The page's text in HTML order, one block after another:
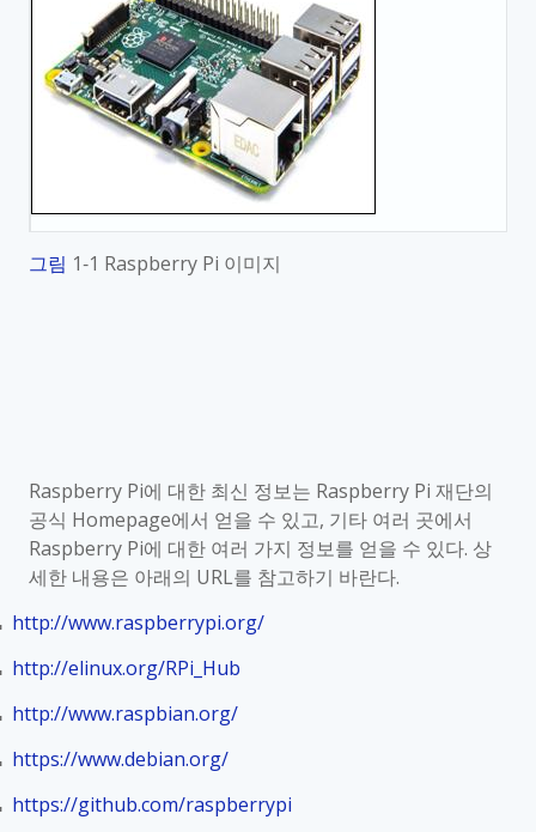
그림 1‑1 Raspberry Pi 이미지
Raspberry Pi에 대한 최신 정보는 Raspberry Pi 재단의
공식 Homepage에서 얻을 수 있고, 기타 여러 곳에서
Raspberry Pi에 대한 여러 가지 정보를 얻을 수 있다. 상
세한 내용은 아래의 URL를 참고하기 바란다.
http://www.raspberrypi.org/
http://elinux.org/RPi_Hub
http://www.raspbian.org/
https://www.debian.org/
https://github.com/raspberrypi